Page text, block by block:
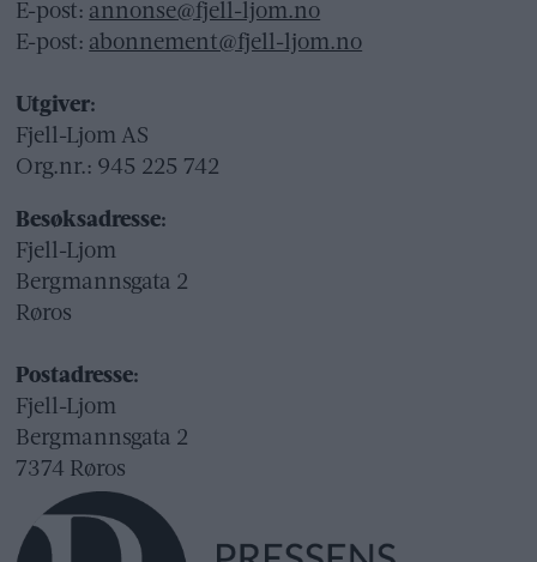
E-post: annonse@fjell-ljom.no
E-post: abonnement@fjell-ljom.no
Utgiver:
Fjell-Ljom AS
Org.nr.: 945 225 742
Besøksadresse:
Fjell-Ljom
Bergmannsgata 2
Røros
Postadresse:
Fjell-Ljom
Bergmannsgata 2
7374 Røros